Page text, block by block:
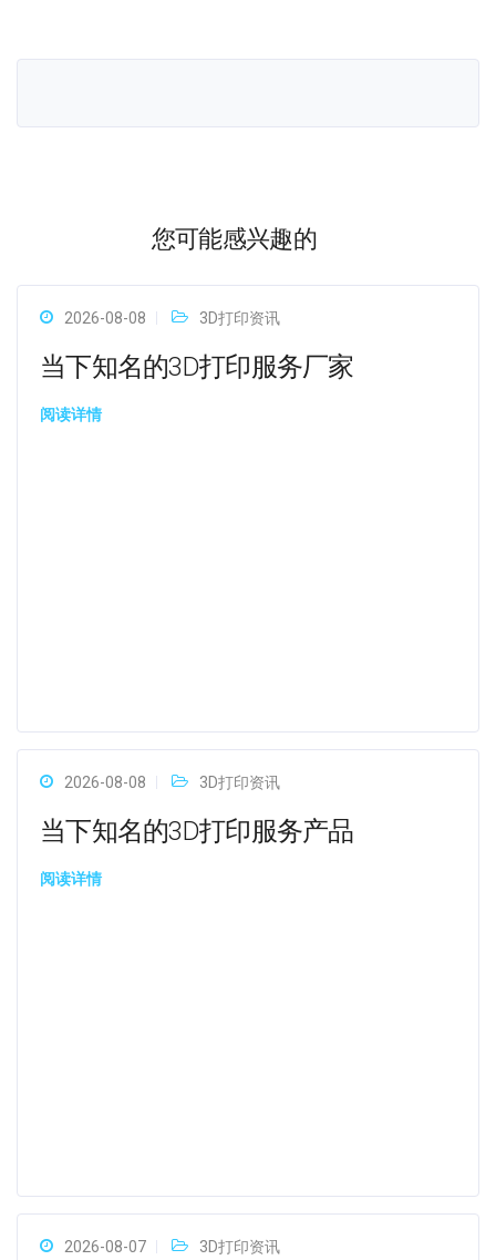
您可能感兴趣的
2026-08-08 3D打印资讯
当下知名的3D打印服务厂家
阅读详情
2026-08-08 3D打印资讯
当下知名的3D打印服务产品
阅读详情
2026-08-07 3D打印资讯